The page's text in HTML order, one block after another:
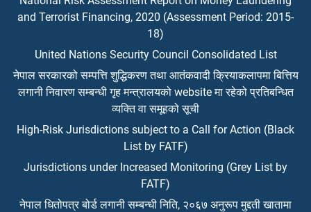
and Terrorist Financing, 2020 (Assessment Period: 2015-
18)
United Nations Security Council Consolidated List
नेपाल सरकारको सम्पत्ति शुद्धिकरण तथा आतंकवादी क्रियाकलापमा बित्तिय
लगानी निवारण सम्बन्धी गृह मन्त्रालयको website मा रहेको प्रतिबन्धित
व्यक्ति वा समूहको सूची
High-Risk Jurisdictions subject to a Call for Action (Black
List by FATF)
Jurisdictions under Increased Monitoring (Grey List by
FATF)
नेपाल धितोपत्र बोर्ड लगानी सम्बन्धी निति, २०६७ अनुरूप मुद्दती खातामा